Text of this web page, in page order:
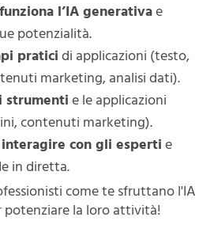
l’IA generativae
potenzialità.
pratici di applicazioni (testo,
marketing, analisi dati).
strumenti e le applicazioni
contenuti marketing).
con gli espertie
in diretta.
come te sfruttano l'IA
potenziare la loro attività!